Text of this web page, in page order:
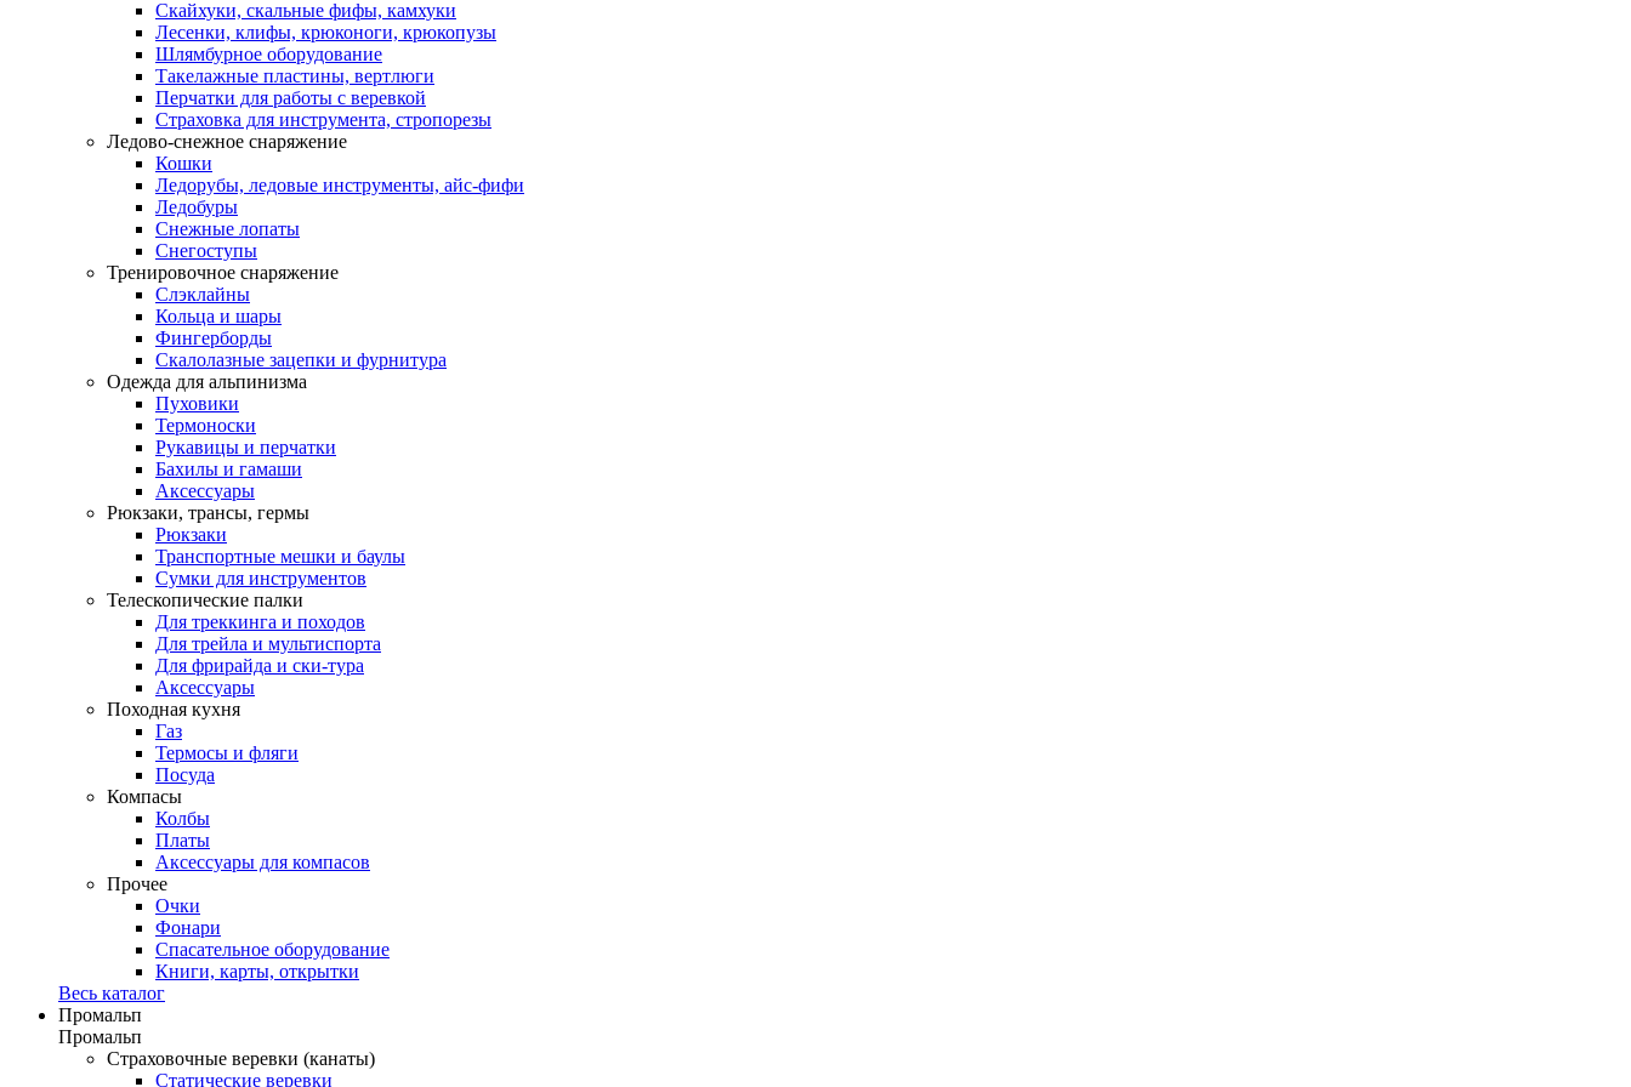
Скайхуки, скальные фифы, камхуки
Лесенки, клифы, крюконоги, крюкопузы
Шлямбурное оборудование
Такелажные пластины, вертлюги
Перчатки для работы с веревкой
Страховка для инструмента, стропорезы
Ледово-снежное снаряжение
Кошки
Ледорубы, ледовые инструменты, айс-фифи
Ледобуры
Снежные лопаты
Снегоступы
Тренировочное снаряжение
Слэклайны
Кольца и шары
Фингерборды
Скалолазные зацепки и фурнитура
Одежда для альпинизма
Пуховики
Термоноски
Рукавицы и перчатки
Бахилы и гамаши
Аксессуары
Рюкзаки, трансы, гермы
Рюкзаки
Транспортные мешки и баулы
Сумки для инструментов
Телескопические палки
Для треккинга и походов
Для трейла и мультиспорта
Для фрирайда и ски-тура
Аксессуары
Походная кухня
Газ
Термосы и фляги
Посуда
Компасы
Колбы
Платы
Аксессуары для компасов
Прочее
Очки
Фонари
Спасательное оборудование
Книги, карты, открытки
Весь каталог
Промальп
Промальп
Страховочные веревки (канаты)
Статические веревки